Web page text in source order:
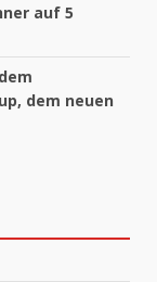
auf 5
dem neuen